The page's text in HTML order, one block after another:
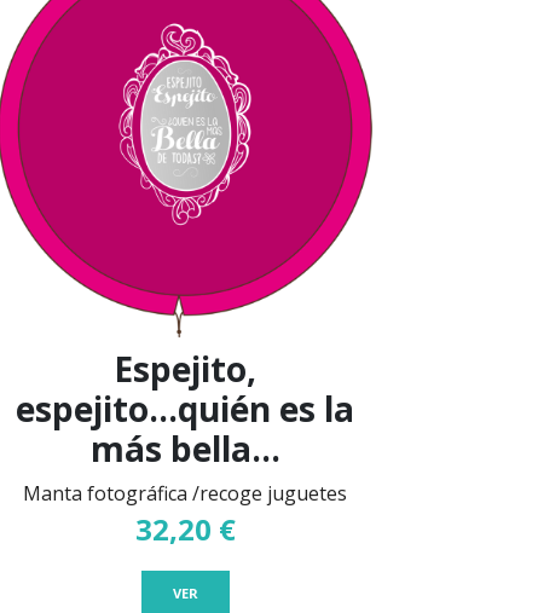
Espejito,
espejito...quién es la
más bella...
Manta fotográfica /recoge juguetes
32,20 €
VER